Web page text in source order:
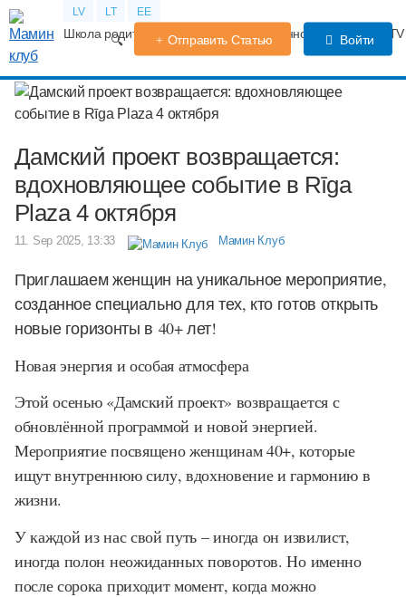
LV LT EE
Школа родителей Календарь беременности Форум
Отправить Статью Войти
Дамский проект возвращается:
вдохновляющее событие в Rīga
Plaza 4 октября
11. Sep 2025, 13:33 Мамин Клуб
Приглашаем женщин на уникальное мероприятие,
созданное специально для тех, кто готов открыть
новые горизонты в 40+ лет!
Новая энергия и особая атмосфера
Этой осенью «Дамский проект» возвращается с
обновлённой программой и новой энергией.
Мероприятие посвящено женщинам 40+, которые
ищут внутреннюю силу, вдохновение и гармонию в
жизни.
У каждой из нас свой путь – иногда он извилист,
иногда полон неожиданных поворотов. Но именно
после сорока приходит момент, когда можно